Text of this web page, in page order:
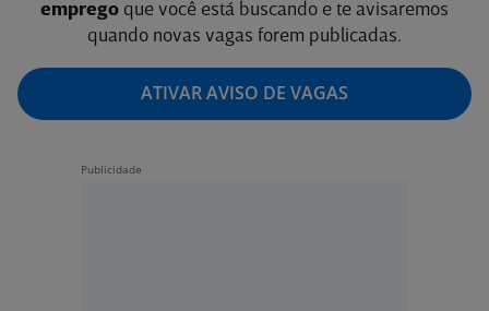
emprego que você está buscando e te avisaremos
quando novas vagas forem publicadas.
ATIVAR AVISO DE VAGAS